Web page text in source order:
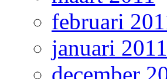
februari
januari 2011
december